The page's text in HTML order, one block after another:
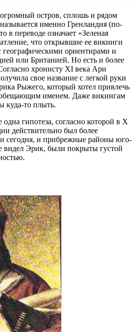
остров, сплошь и рядом
именно Гренландия (по-
в переводе означает «Зеленая
что открывшие ее викинги
ориентирами и
или Британией. Но есть и более
хронисту XI века Ари
свое название с легкой руки
Рыжего, который хотел привлечь
именем. Даже викингам
куда-то плыть.
гипотеза, согласно которой в X
действительно был более
сегодня, и прибрежные районы юго-
видел Эрик, были покрыты густой